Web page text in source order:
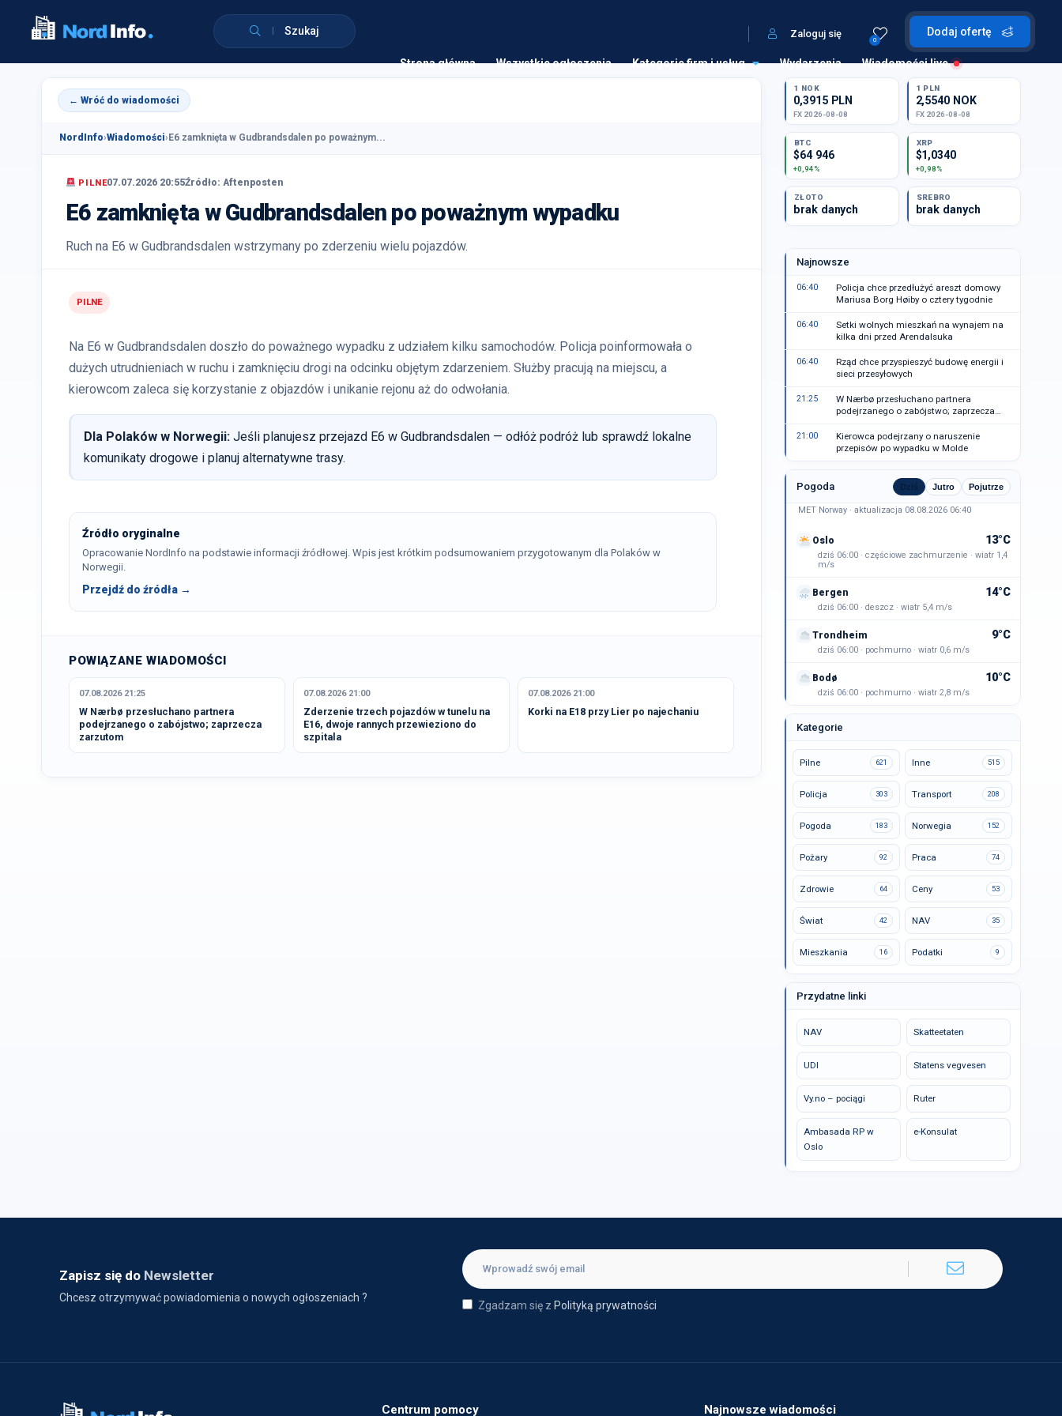
Szukaj Dodaj ofertę
0
Zaloguj się
Strona główna Wszystkie ogłoszenia Kategorie firm i usług Wydarzenia Wiadomości live
← Wróć do wiadomości
NordInfo›Wiadomości› E6 zamknięta w Gudbrandsdalen po poważnym...
PILNE07.07.2026 20:55Źródło: Aftenposten
E6 zamknięta w Gudbrandsdalen po poważnym wypadku
Ruch na E6 w Gudbrandsdalen wstrzymany po zderzeniu wielu pojazdów.
PILNE
Na E6 w Gudbrandsdalen doszło do poważnego wypadku z udziałem kilku samochodów. Policja poinformowała o
dużych utrudnieniach w ruchu i zamknięciu drogi na odcinku objętym zdarzeniem. Służby pracują na miejscu, a
kierowcom zaleca się korzystanie z objazdów i unikanie rejonu aż do odwołania.
Dla Polaków w Norwegii: Jeśli planujesz przejazd E6 w Gudbrandsdalen — odłóż podróż lub sprawdź lokalne
komunikaty drogowe i planuj alternatywne trasy.
Źródło oryginalne
Opracowanie NordInfo na podstawie informacji źródłowej. Wpis jest krótkim podsumowaniem przygotowanym dla Polaków w
Norwegii.
Przejdź do źródła →
POWIĄZANE WIADOMOŚCI
07.08.2026 21:25
W Nærbø przesłuchano partnera
podejrzanego o zabójstwo; zaprzecza
zarzutom
07.08.2026 21:00
Zderzenie trzech pojazdów w tunelu na
E16, dwoje rannych przewieziono do
szpitala
07.08.2026 21:00
Korki na E18 przy Lier po najechaniu
1 NOK
0,3915 PLN
FX 2026-08-08
1 PLN
2,5540 NOK
FX 2026-08-08
BTC
$64 946
+0,94%
XRP
$1,0340
+0,98%
ZŁOTO
brak danych
SREBRO
brak danych
Najnowsze
06:40
Policja chce przedłużyć areszt domowy
Mariusa Borg Høiby o cztery tygodnie
06:40
Setki wolnych mieszkań na wynajem na
kilka dni przed Arendalsuka
06:40
Rząd chce przyspieszyć budowę energii i
sieci przesyłowych
21:25
W Nærbø przesłuchano partnera
podejrzanego o zabójstwo; zaprzecza
21:00
Kierowca podejrzany o naruszenie
przepisów po wypadku w Molde
Pogoda Dziś Jutro Pojutrze
MET Norway · aktualizacja 08.08.2026 06:40
Oslo 13°C
dziś 06:00 · częściowe zachmurzenie · wiatr 1,4
m/s
Bergen 14°C
dziś 06:00 · deszcz · wiatr 5,4 m/s
Trondheim 9°C
dziś 06:00 · pochmurno · wiatr 0,6 m/s
Bodø 10°C
dziś 06:00 · pochmurno · wiatr 2,8 m/s
Kategorie
Pilne 621 Inne 515
Policja 303 Transport 208
Pogoda 183 Norwegia 152
Pożary 92 Praca 74
Zdrowie 64 Ceny 53
Świat 42 NAV 35
Mieszkania 16 Podatki 9
Przydatne linki
NAV Skatteetaten
UDI Statens vegvesen
Vy.no – pociągi Ruter
Ambasada RP w
Oslo
e-Konsulat
Zapisz się do Newsletter
Chcesz otrzymywać powiadomienia o nowych ogłoszeniach ?
Zgadzam się z Polityką prywatności
Centrum pomocy Najnowsze wiadomości